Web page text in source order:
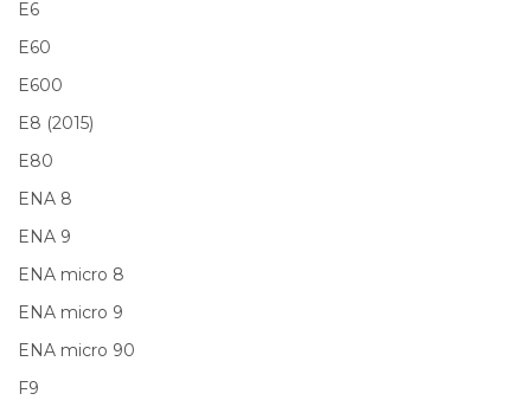
E6
E60
E600
E8 (2015)
E80
ENA 8
ENA 9
ENA micro 8
ENA micro 9
ENA micro 90
F9